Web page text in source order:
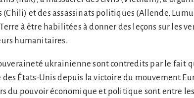
(Chili) et des assassinats politiques (Allende,
à être habilitées à donner des leçons sur les
humanitaires.
ukrainienne sont contredits par le fait
États-Unis depuis la victoire du mouvement
du pouvoir économique et politique sont entre les